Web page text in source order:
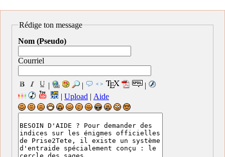
Rédige ton message
Nom (Pseudo)
Courriel
| |
|
| Upload | Aide